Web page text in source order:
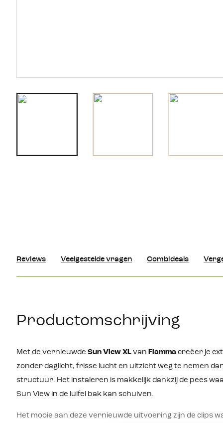
Reviews Veelgestelde vragen Combideals
Productomschrijving
Met de vernieuwde Sun View XL van Fiamma creëer je
zonder daglicht, frisse lucht en uitzicht weg te nemen
structuur. Het instaleren is makkelijk dankzij de pees
Sun View in de luifel bak kan schuiven.
Het mooie aan deze vernieuwde uitvoering zijn de clips